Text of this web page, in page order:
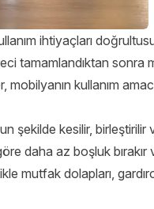
ihtiyaçları
tamamlandıktan sonra
kullanım
şekilde kesilir, birleştirilir
daha az boşluk bırakır
mutfak dolapları,